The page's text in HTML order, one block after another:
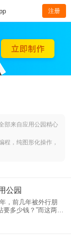
注册
部来自应用公园精心
程，纯图形化操作，
公园
，前几年被外行朋
要多少钱？”而这两
要多少钱？”如今
食外卖类APP，比